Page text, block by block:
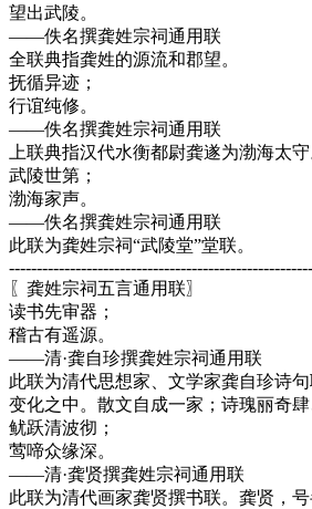
望出武陵。
——佚名撰龚姓宗祠通用联
全联典指龚姓的源流和郡望。
抚循异迹；
行谊纯修。
——佚名撰龚姓宗祠通用联
上联典指汉代水衡都尉龚遂为渤海太
武陵世第；
渤海家声。
——佚名撰龚姓宗祠通用联
此联为龚姓宗祠“武陵堂”堂联。
〖龚姓宗祠五言通用联〗
读书先审器；
稽古有遥源。
——清·龚自珍撰龚姓宗祠通用联
此联为清代思想家、文学家龚自珍诗
变化之中。散文自成一家；诗瑰丽奇肆
鱿跃清波彻；
莺啼众缘深。
——清·龚贤撰龚姓宗祠通用联
此联为清代画家龚贤撰书联。龚贤，